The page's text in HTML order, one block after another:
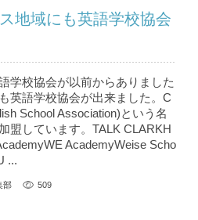
地域にも英語学校協会
学校協会が以前からありました
英語学校協会が出来ました。C
School Association)という名
盟しています。TALK CLARKH
AcademyWeise Scho
...
部 509